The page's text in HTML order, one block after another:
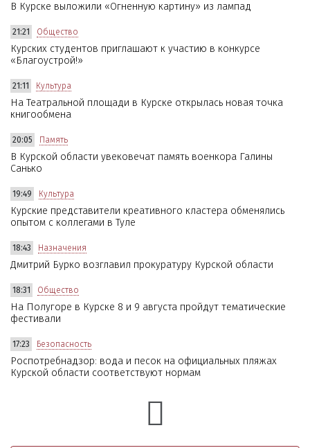
В Курске выложили «Огненную картину» из лампад
21:21 Общество
Курских студентов приглашают к участию в конкурсе
«Благоустрой!»
21:11 Культура
На Театральной площади в Курске открылась новая точка
книгообмена
20:05 Память
В Курской области увековечат память военкора Галины
Санько
19:49 Культура
Курские представители креативного кластера обменялись
опытом с коллегами в Туле
18:43 Назначения
Дмитрий Бурко возглавил прокуратуру Курской области
18:31 Общество
На Полугоре в Курске 8 и 9 августа пройдут тематические
фестивали
17:23 Безопасность
Роспотребнадзор: вода и песок на официальных пляжах
Курской области соответствуют нормам